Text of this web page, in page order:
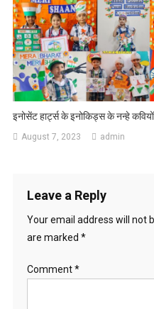
इनोसेंट हार्ट्स के इनोकिड्स के नन्हे
August 7, 2023 admin
Leave a Reply
Your email address will not
are marked *
Comment*